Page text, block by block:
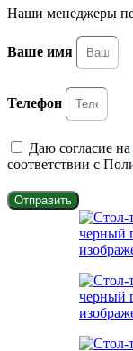
Наши менеджеры
Ваше имя
Телефон
Даю согласие на
соответствии с
Отправить